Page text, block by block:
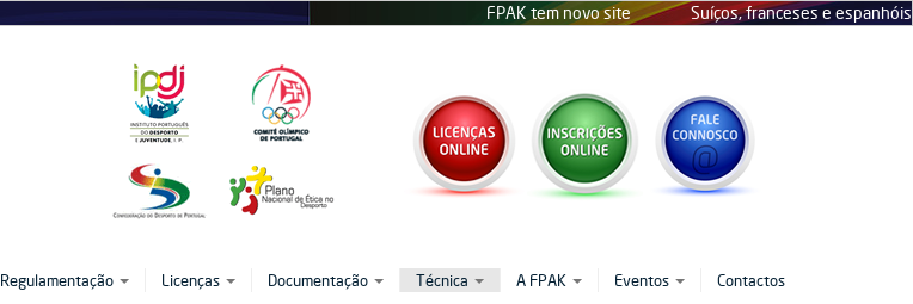
FPAK tem novo site Suíços, franceses e espanhóis no
Regulamentação Licenças Documentação Técnica A FPAK Eventos Contactos